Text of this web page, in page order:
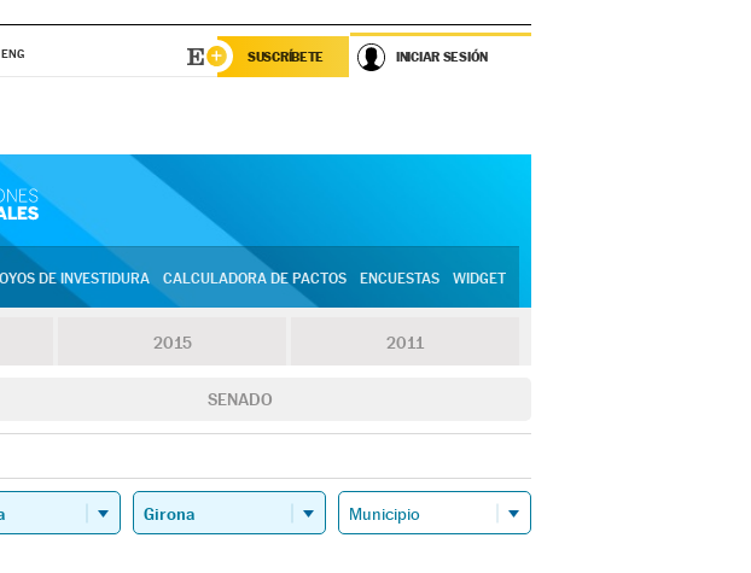
ENG SUSCRÍBETE INICIAR SESIÓN
DE INVESTIDURA CALCULADORA DE PACTOS ENCUESTAS WIDGET
2015 2011
SENADO